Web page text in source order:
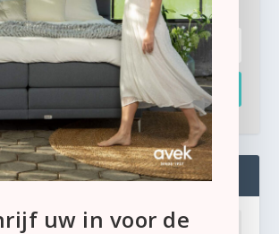
Inschrijven
uw in voor de